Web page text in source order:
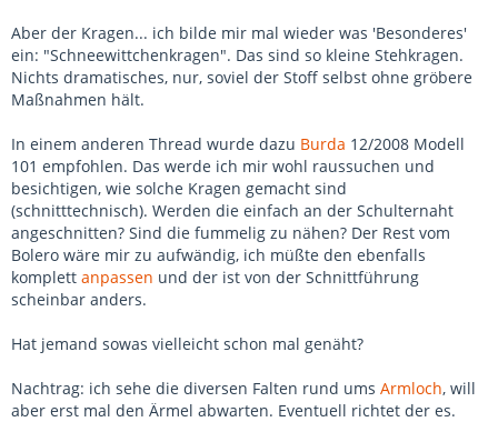
Aber der Kragen... ich bilde mir mal wieder was 'Besonderes'
ein: "Schneewittchenkragen". Das sind so kleine Stehkragen.
Nichts dramatisches, nur, soviel der Stoff selbst ohne gröbere
Maßnahmen hält.
In einem anderen Thread wurde dazu Burda 12/2008 Modell
101 empfohlen. Das werde ich mir wohl raussuchen und
besichtigen, wie solche Kragen gemacht sind
(schnitttechnisch). Werden die einfach an der Schulternaht
angeschnitten? Sind die fummelig zu nähen? Der Rest vom
Bolero wäre mir zu aufwändig, ich müßte den ebenfalls
komplett anpassen und der ist von der Schnittführung
scheinbar anders.
Hat jemand sowas vielleicht schon mal genäht?
Nachtrag: ich sehe die diversen Falten rund ums Armloch, will
aber erst mal den Ärmel abwarten. Eventuell richtet der es.